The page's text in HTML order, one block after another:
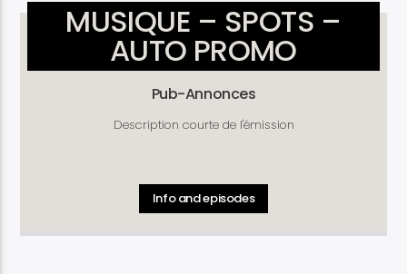
MUSIQUE – SPOTS –
AUTO PROMO
Pub-Annonces
Description courte de l'émission
Info and episodes